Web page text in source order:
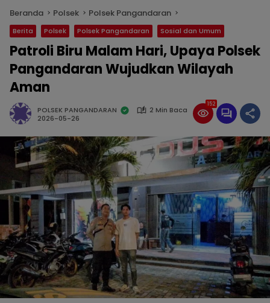
Beranda Polsek Polsek Pangandaran
Berita Polsek Polsek Pangandaran Sosial dan Umum
Patroli Biru Malam Hari, Upaya Polsek
Pangandaran Wujudkan Wilayah
Aman
POLSEK PANGANDARAN
2 Min Baca
2026-05-26
152